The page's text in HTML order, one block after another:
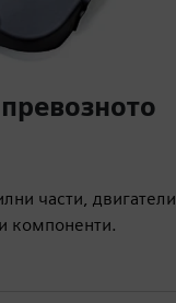
части, двигатели,
компоненти.